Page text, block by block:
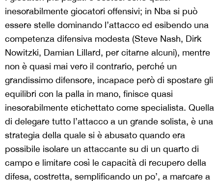
inesorabilmente giocatori offensivi; in Nba si può
essere stelle dominando l’attacco ed esibendo una
competenza difensiva modesta (Steve Nash, Dirk
Nowitzki, Damian Lillard, per citarne alcuni), mentre
non è quasi mai vero il contrario, perché un
grandissimo difensore, incapace però di spostare gli
equilibri con la palla in mano, finisce quasi
inesorabilmente etichettato come specialista. Quella
di delegare tutto l’attacco a un grande solista, è una
strategia della quale si è abusato quando era
possibile isolare un attaccante su di un quarto di
campo e limitare così le capacità di recupero della
difesa, costretta, semplificando un po’, a marcare a